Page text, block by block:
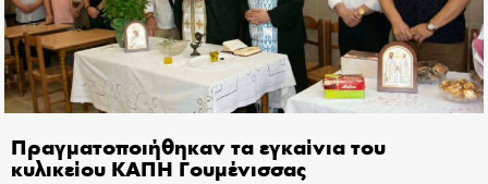
Πραγματοποιήθηκαν τα εγκαίνια του
κυλικείου ΚΑΠΗ Γουμένισσας